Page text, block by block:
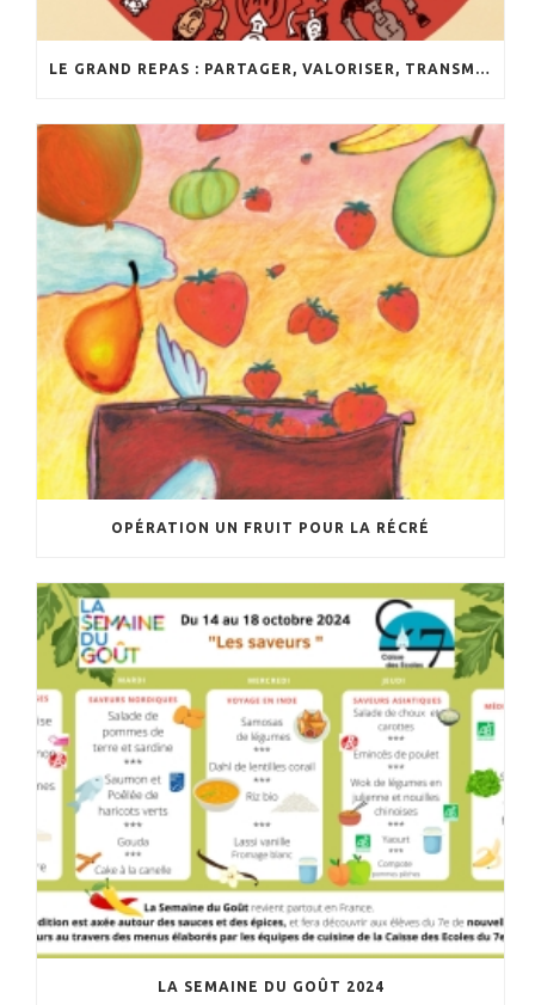
LE GRAND REPAS : PARTAGER, VALORISER, TRANSMETTRE
OPÉRATION UN FRUIT POUR LA RÉCRÉ
LA SEMAINE DU GOÛT 2024